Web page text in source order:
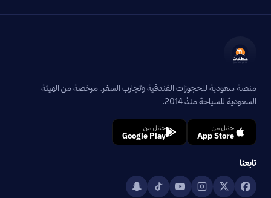
منصة سعودية للحجوزات الفندقية وتجارب السفر. مرخصة من الهيئة
السعودية للسياحة منذ 2014.
حمّل من
App Store
حمّل من
Google Play
تابعنا